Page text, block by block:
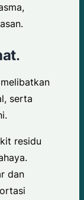
.
serta
residu
dan